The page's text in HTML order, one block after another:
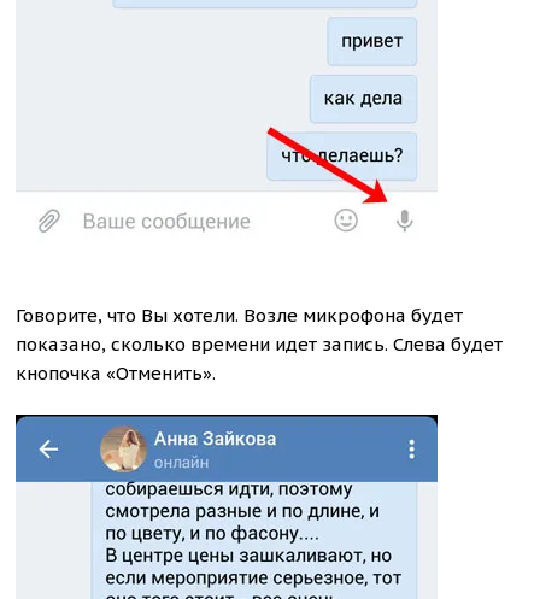
Говорите, что Вы хотели. Возле микрофона будет
показано, сколько времени идет запись. Слева будет
кнопочка «Отменить».